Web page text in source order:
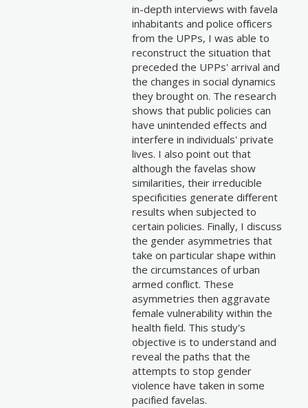
in-depth interviews with favela
inhabitants and police officers
from the UPPs, I was able to
reconstruct the situation that
preceded the UPPs' arrival and
the changes in social dynamics
they brought on. The research
shows that public policies can
have unintended effects and
interfere in individuals' private
lives. I also point out that
although the favelas show
similarities, their irreducible
specificities generate different
results when subjected to
certain policies. Finally, I discuss
the gender asymmetries that
take on particular shape within
the circumstances of urban
armed conflict. These
asymmetries then aggravate
female vulnerability within the
health field. This study's
objective is to understand and
reveal the paths that the
attempts to stop gender
violence have taken in some
pacified favelas.